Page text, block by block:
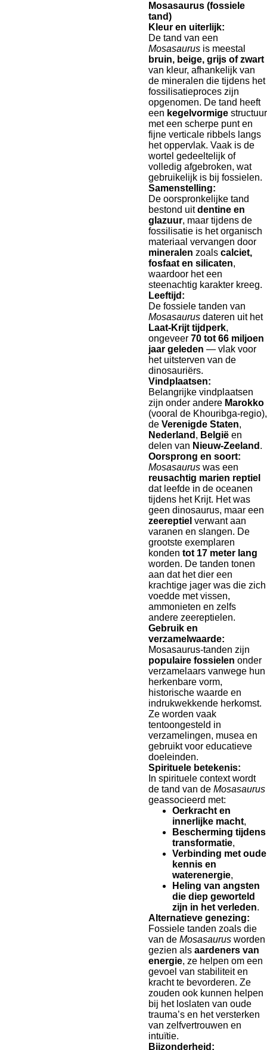
Mosasaurus (fossiele
tand)
Kleur en uiterlijk:
De tand van een
Mosasaurus is meestal
bruin, beige, grijs of zwart
van kleur, afhankelijk van
de mineralen die tijdens het
fossilisatieproces zijn
opgenomen. De tand heeft
een kegelvormige structuur
met een scherpe punt en
fijne verticale ribbels langs
het oppervlak. Vaak is de
wortel gedeeltelijk of
volledig afgebroken, wat
gebruikelijk is bij fossielen.
Samenstelling:
De oorspronkelijke tand
bestond uitdentine en
glazuur, maar tijdens de
fossilisatie is het organisch
materiaal vervangen door
mineralen zoals calciet,
fosfaat en silicaten,
waardoor het een
steenachtig karakter kreeg.
Leeftijd:
De fossiele tanden van
Mosasaurus dateren uit het
Laat-Krijt tijdperk,
ongeveer 70 tot 66 miljoen
jaar geleden — vlak voor
het uitsterven van de
dinosauriërs.
Vindplaatsen:
Belangrijke vindplaatsen
zijn onder andere Marokko
(vooral de Khouribga-regio),
de Verenigde Staten,
Nederland , België en
delen van Nieuw-Zeeland .
Oorsprong en soort:
Mosasaurus was een
reusachtig marien reptiel
dat leefde in de oceanen
tijdens het Krijt. Het was
geen dinosaurus, maar een
zeereptiel verwant aan
varanen en slangen. De
grootste exemplaren
konden tot 17 meter lang
worden. De tanden tonen
aan dat het dier een
krachtige jager was die zich
voedde met vissen,
ammonieten en zelfs
andere zeereptielen.
Gebruik en
verzamelwaarde:
Mosasaurus-tanden zijn
populaire fossielen onder
verzamelaars vanwege hun
herkenbare vorm,
historische waarde en
indrukwekkende herkomst.
Ze worden vaak
tentoongesteld in
verzamelingen, musea en
gebruikt voor educatieve
doeleinden.
Spirituele betekenis:
In spirituele context wordt
de tand van de Mosasaurus
geassocieerd met:
Oerkracht en
innerlijke macht,
Bescherming tijdens
transformatie,
Verbinding met oude
kennis en
waterenergie,
Heling van angsten
die diep geworteld
zijn in het verleden.
Alternatieve genezing:
Fossiele tanden zoals die
van de Mosasaurus worden
gezien als aardeners van
energie, ze helpen om een
gevoel van stabiliteit en
kracht te bevorderen. Ze
zouden ook kunnen helpen
bij het loslaten van oude
trauma’s en het versterken
van zelfvertrouwen en
intuïtie.
Bijzonderheid: